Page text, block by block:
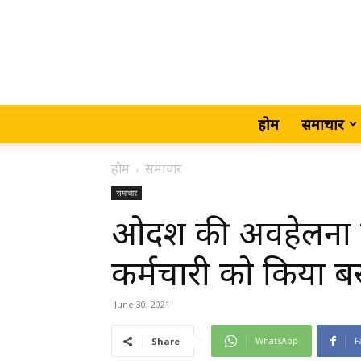
होम समाचार
होम समाचार
समाचार
ओदश की अवहेलना
कर्मचारी को किया
June 30, 2021
Share WhatsApp